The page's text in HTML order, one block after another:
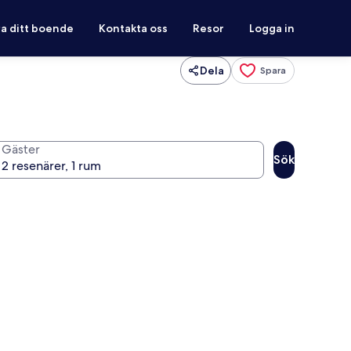
ditt boende Kontakta oss Resor Logga in
Dela Spara
Gäster
Sök